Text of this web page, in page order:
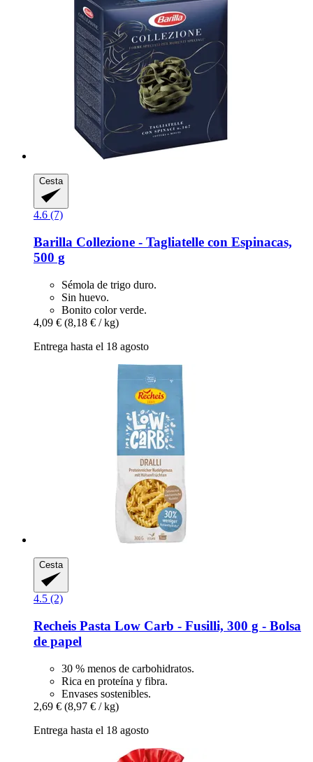
Cesta
4.6 (7)
Barilla Collezione -​ Tagliatelle con Espinacas,
500 g
Sémola de trigo duro.
Sin huevo.
Bonito color verde.
4,09 € (8,18 € / kg)
Entrega hasta el 18 agosto
Cesta
4.5 (2)
Recheis Pasta Low Carb -​ Fusilli, 300 g -​ Bolsa
de papel
30 % menos de carbohidratos.
Rica en proteína y fibra.
Envases sostenibles.
2,69 € (8,97 € / kg)
Entrega hasta el 18 agosto